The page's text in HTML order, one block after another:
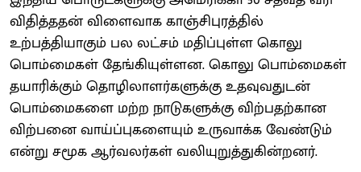
விதித்ததன் விளைவாக காஞ்சிபுரத்தில்
உற்பத்தியாகும் பல லட்சம் மதிப்புள்ள கொலு
பொம்மைகள் தேங்கியுள்ளன. கொலு பொம்மைகள்
தயாரிக்கும் தொழிலாளர்களுக்கு உதவுவதுடன்
பொம்மைகளை மற்ற நாடுகளுக்கு விற்பதற்கான
விற்பனை வாய்ப்புகளையும் உருவாக்க வேண்டும்
என்று சமூக ஆர்வலர்கள் வலியுறுத்துகின்றனர்.